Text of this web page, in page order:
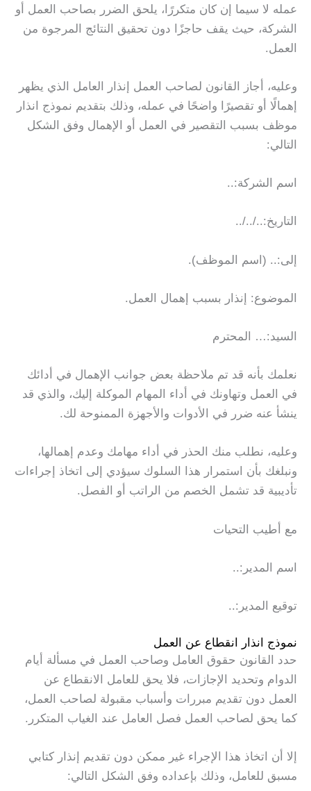
عمله لا سيما إن كان متكررًا، يلحق الضرر بصاحب العمل أو
الشركة، حيث يقف حاجزًا دون تحقيق النتائج المرجوة من
العمل.
وعليه، أجاز القانون لصاحب العمل إنذار العامل الذي يظهر
إهمالًا أو تقصيرًا واضحًا في عمله، وذلك بتقديم نموذج انذار
موظف بسبب التقصير في العمل أو الإهمال وفق الشكل
التالي:
اسم الشركة:..
التاريخ:../../..
إلى:.. (اسم الموظف).
الموضوع: إنذار بسبب إهمال العمل.
السيد:… المحترم
نعلمك بأنه قد تم ملاحظة بعض جوانب الإهمال في أدائك
في العمل وتهاونك في أداء المهام الموكلة إليك، والذي قد
ينشأ عنه ضرر في الأدوات والأجهزة الممنوحة لك.
وعليه، نطلب منك الحذر في أداء مهامك وعدم إهمالها،
ونبلغك بأن استمرار هذا السلوك سيؤدي إلى اتخاذ إجراءات
تأديبية قد تشمل الخصم من الراتب أو الفصل.
مع أطيب التحيات
اسم المدير:..
توقيع المدير:..
نموذج انذار انقطاع عن العمل
حدد القانون حقوق العامل وصاحب العمل في مسألة أيام
الدوام وتحديد الإجازات، فلا يحق للعامل الانقطاع عن
العمل دون تقديم مبررات وأسباب مقبولة لصاحب العمل،
كما يحق لصاحب العمل فصل العامل عند الغياب المتكرر.
إلا أن اتخاذ هذا الإجراء غير ممكن دون تقديم إنذار كتابي
مسبق للعامل، وذلك بإعداده وفق الشكل التالي: